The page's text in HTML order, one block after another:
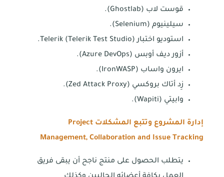
قوست لاب (Ghostlab).
سيلينيوم (Selenium).
استوديو اختبار Telerik (Telerik Test Studio).
أزور ديف أوبس (Azure DevOps).
ايرون واساب (IronWASP).
زِد أتاك بروكسي (Zed Attack Proxy).
وابيتي (Wapiti).
إدارة المشروع وتتبع المشكلاتProject
Management, Collaboration and Issue Tracking
يتطلب الحصول على منتج ناجح أن يبقى فريق